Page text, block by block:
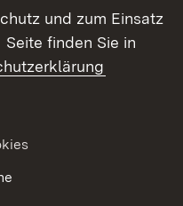
und zum Einsatz
finden Sie in